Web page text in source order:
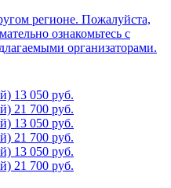
регионе. Пожалуйста,
ознакомьтесь с
организаторами.
13 050 руб.
21 700 руб.
13 050 руб.
21 700 руб.
13 050 руб.
21 700 руб.